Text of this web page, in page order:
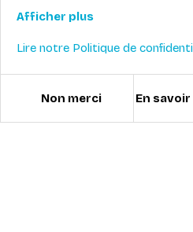
Blog
Les plus ESI
Afficher plus
Lire notre Politique de
Non merci En